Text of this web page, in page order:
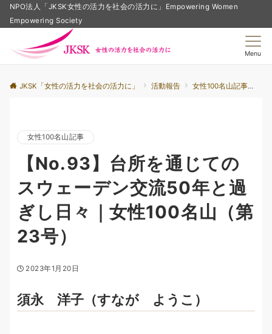
NPO法人「JKSK女性の活力を社会の活力に」Empowering Women
Empowering Society
Menu
JKSK「女性の活力を社会の活力に」 活動報告 女性100名山記事
女性100名山記事
【No.93】台所を通じての
スウェーデン交流50年と過
ぎし日々｜女性100名山（第
23号）
2023年1月20日
須永 洋子（すなが ようこ）